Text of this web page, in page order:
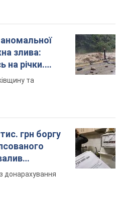
злива:
на річки.
та
грн боргу
донарахування